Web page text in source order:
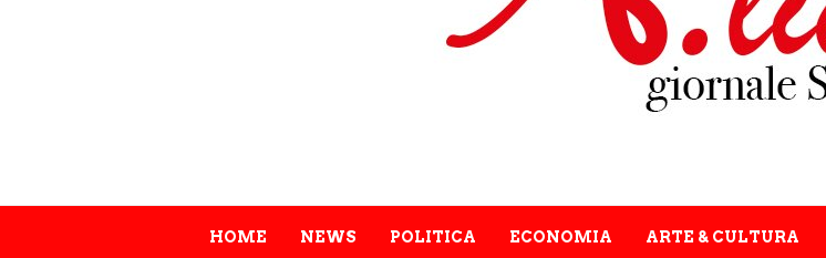
HOME NEWS POLITICA ECONOMIA ARTE & CULTURA